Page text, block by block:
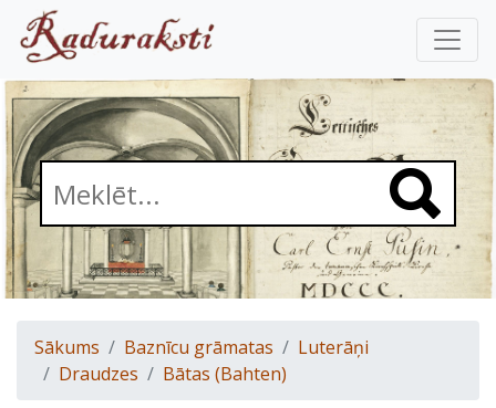
Sākums Baznīcu grāmatas
Luterāņi
Draudzes
Bātas (Bahten)